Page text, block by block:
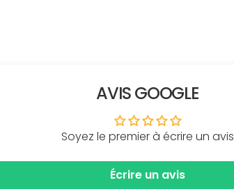
AVIS GOOGLE
Soyez le premier à écrire un avis
Écrire un avis